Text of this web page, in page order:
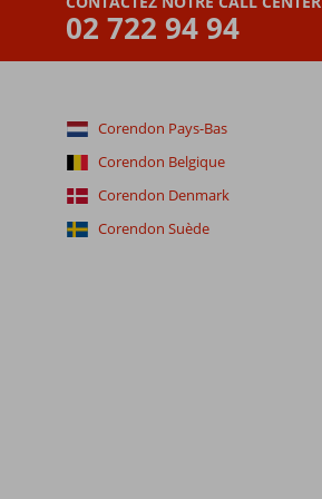
02 722 94 94
Corendon Pays-Bas
Corendon Belgique
Corendon Denmark
Corendon Suède